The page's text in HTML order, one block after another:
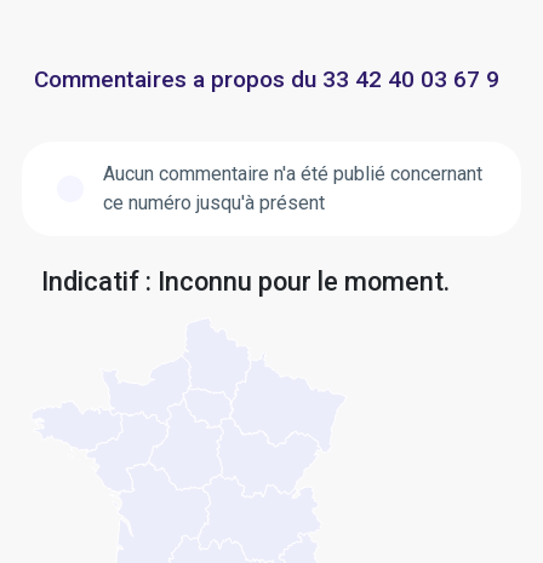
Commentaires a propos du 33 42 40 03 67 9
Aucun commentaire n'a été publié concernant
ce numéro jusqu'à présent
Indicatif : Inconnu pour le moment.